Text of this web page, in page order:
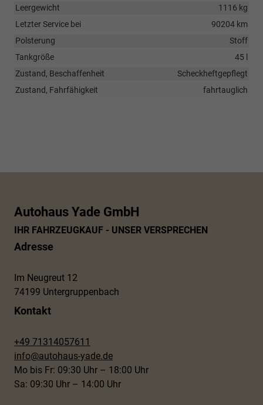
Leergewicht
1116 kg
Letzter Service bei
90204 km
Polsterung
Stoff
Tankgröße
45 l
Zustand, Beschaffenheit
Scheckheftgepflegt
Zustand, Fahrfähigkeit
fahrtauglich
Autohaus Yade GmbH
IHR FAHRZEUGKAUF - UNSER VERSPRECHEN
Adresse
Im Neugreut 12
74199 Untergruppenbach
Kontakt
+49 71314057611
info@autohaus-yade.de
Mo bis Fr: 09:30 Uhr – 18:00 Uhr
Sa: 09:30 Uhr – 14:00 Uhr